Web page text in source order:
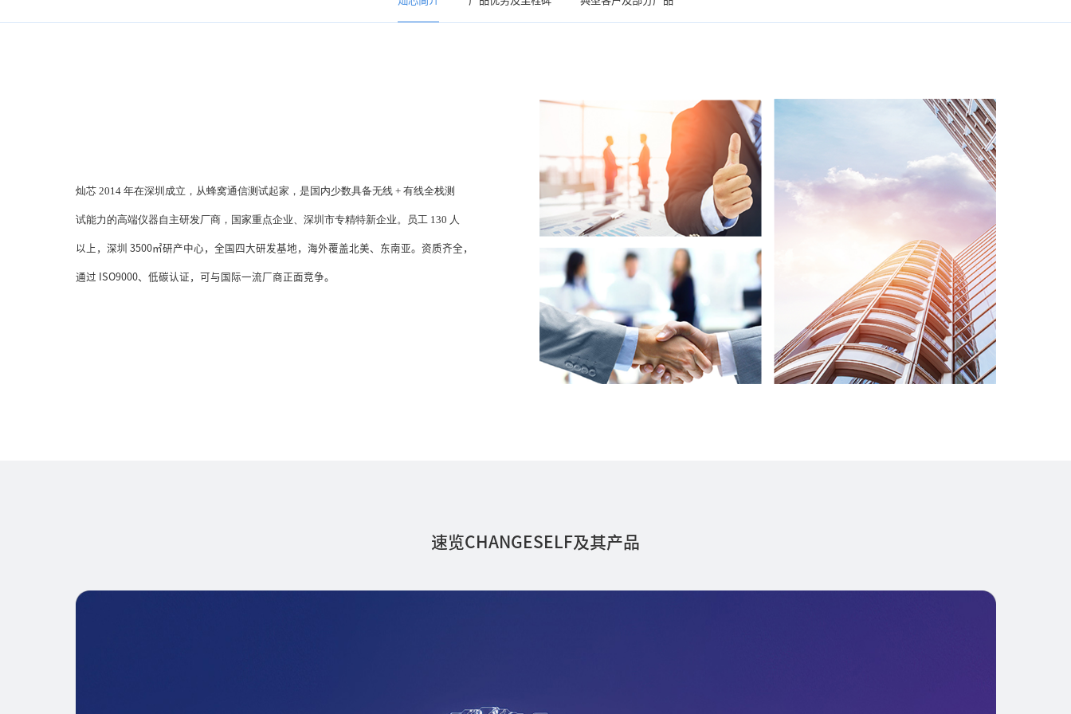
灿芯 2014 年在深圳成立，从蜂窝通信测试起家，是国内少数具备无线 + 有线全栈测
试能力的高端仪器自主研发厂商，国家重点企业、深圳市专精特新企业。员工 130 人
以上，深圳 3500㎡研产中心，全国四大研发基地，海外覆盖北美、东南亚。资质齐全，
通过 ISO9000、低碳认证，可与国际一流厂商正面竞争。
速览CHANGESELF及其产品